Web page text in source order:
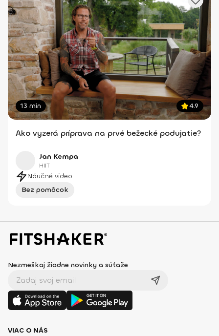
13 min 4.9
Ako vyzerá príprava na prvé bežecké podujatie?
Jan Kempa
HIIT
Náučné video
Bez pomôcok
Nezmeškaj žiadne novinky a súťaže
VIAC O NÁS